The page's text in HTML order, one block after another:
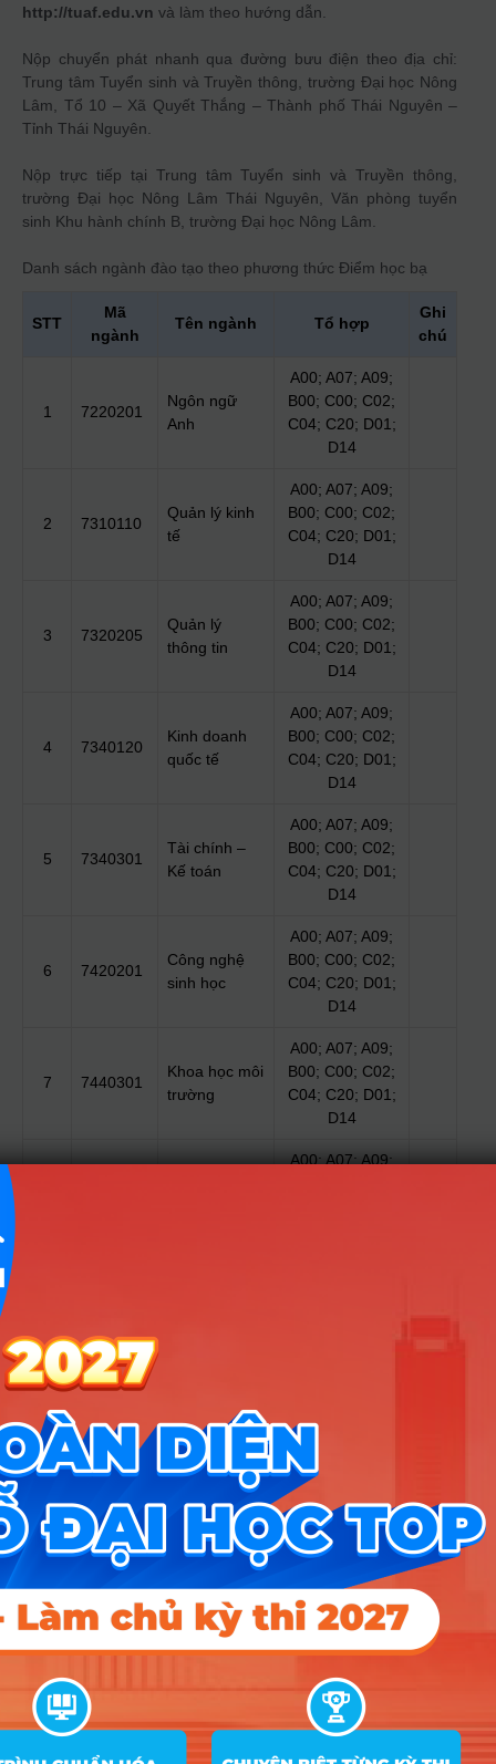
http://tuaf.edu.vn và làm theo hướng dẫn.
Nộp chuyển phát nhanh qua đường bưu điện theo địa chỉ:
Trung tâm Tuyển sinh và Truyền thông, trường Đại học Nông
Lâm, Tổ 10 – Xã Quyết Thắng – Thành phố Thái Nguyên –
Tỉnh Thái Nguyên.
Nộp trực tiếp tại Trung tâm Tuyển sinh và Truyền thông,
trường Đại học Nông Lâm Thái Nguyên, Văn phòng tuyển
sinh Khu hành chính B, trường Đại học Nông Lâm.
Danh sách ngành đào tạo theo phương thức Điểm học bạ
STT
Mã
ngành
Tên ngành Tổ hợp
Ghi
chú
1 7220201
Ngôn ngữ
Anh
A00; A07; A09;
B00; C00; C02;
C04; C20; D01;
D14
2 7310110
Quản lý kinh
tế
A00; A07; A09;
B00; C00; C02;
C04; C20; D01;
D14
3 7320205
Quản lý
thông tin
A00; A07; A09;
B00; C00; C02;
C04; C20; D01;
D14
4 7340120
Kinh doanh
quốc tế
A00; A07; A09;
B00; C00; C02;
C04; C20; D01;
D14
5 7340301
Tài chính –
Kế toán
A00; A07; A09;
B00; C00; C02;
C04; C20; D01;
D14
6 7420201
Công nghệ
sinh học
A00; A07; A09;
B00; C00; C02;
C04; C20; D01;
D14
7 7440301
Khoa học môi
trường
A00; A07; A09;
B00; C00; C02;
C04; C20; D01;
D14
A00; A07; A09;
10
chất lượng và
An toàn thực
phẩm
C04; C20; D01;
11 7549002
Dược liệu và
thiên nhiên
A00; A07; A09;
B00; C00; C02;
C04; C20; D01;
Quản lý phát
triển đô thị và
A00; A07; A09;
B00; C00; C02;
C04; C20; D01;
D14
7620101
Nông nghiệp
A00; A07; A09;
B00; C00; C02;